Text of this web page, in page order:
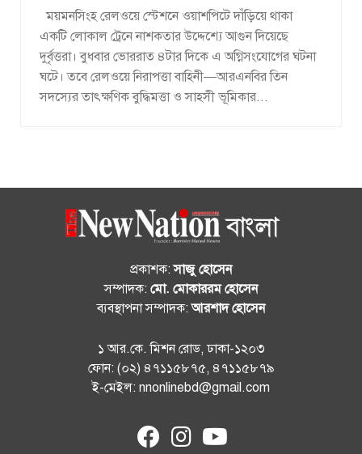
ময়মনসিংহ রেলওয়ে স্টেশনে ওয়াশপিটে দাঁড়িয়ে থাকা
একটি লোকাল ট্রেনে নাশকতার উদ্দেশ্যে আগুন দিয়েছে
দুর্বৃত্তরা। বুধবার ভোররাত ৪টার দিকে এ অগ্নিসংযোগের ঘটনা
ঘটে। তবে রেলওয়ে নিরাপত্তা বাহিনী—আরএনবির তিন
সদস্যের তাৎক্ষণিক বুদ্ধিমত্তা ও সাহসী ভূমিকার...
প্রকাশক:সাজু হোসেন
সম্পাদক: মো. মোকাররম হোসেন
ব্যবস্থাপনা সম্পাদক:আরশাদ হোসেন
১ আর.কে. মিশন রোড, ঢাকা-১২০৩
ফোন: (০২) ৪৭১১৫৮৭৫, ৪৭১১৫৮৭৯
ই-মেইল: nnonlinebd@gmail.com
fab
fa-
fab
fa-
fab
fa-